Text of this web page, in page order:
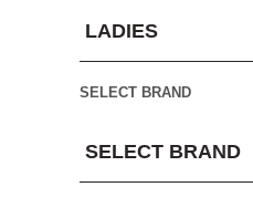
LADIES
SELECT BRAND
SELECT BRAND